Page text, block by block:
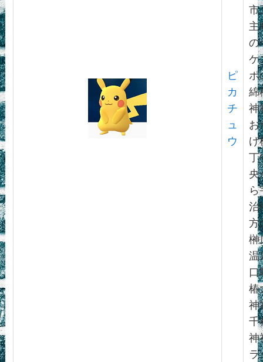
ピ
カ
チ
ュ
ウ
市
主
の
ケ
ポ
綿
神
お
げ
丁
央
ら
治
方
榊
温
口
椿
神
千
神
ラ